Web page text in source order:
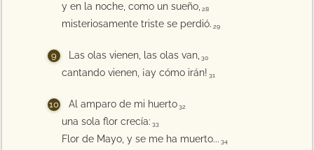
y en la noche, como un sueño, 28
misteriosamente triste se perdió. 29
Las olas vienen, las olas van, 30
cantando vienen, ¡ay cómo irán! 31
Al amparo de mi huerto 32
una sola flor crecía: 33
Flor de Mayo, y se me ha muerto... 34